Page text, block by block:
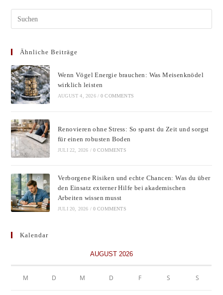
Ähnliche Beiträge
Wenn Vögel Energie brauchen: Was Meisenknödel
wirklich leisten
AUGUST 4, 2026 / 0 COMMENTS
Renovieren ohne Stress: So sparst du Zeit und sorgst
für einen robusten Boden
JULI 22, 2026 / 0 COMMENTS
Verborgene Risiken und echte Chancen: Was du über
den Einsatz externer Hilfe bei akademischen
Arbeiten wissen musst
JULI 20, 2026 / 0 COMMENTS
Kalendar
AUGUST 2026
M D M D F S S